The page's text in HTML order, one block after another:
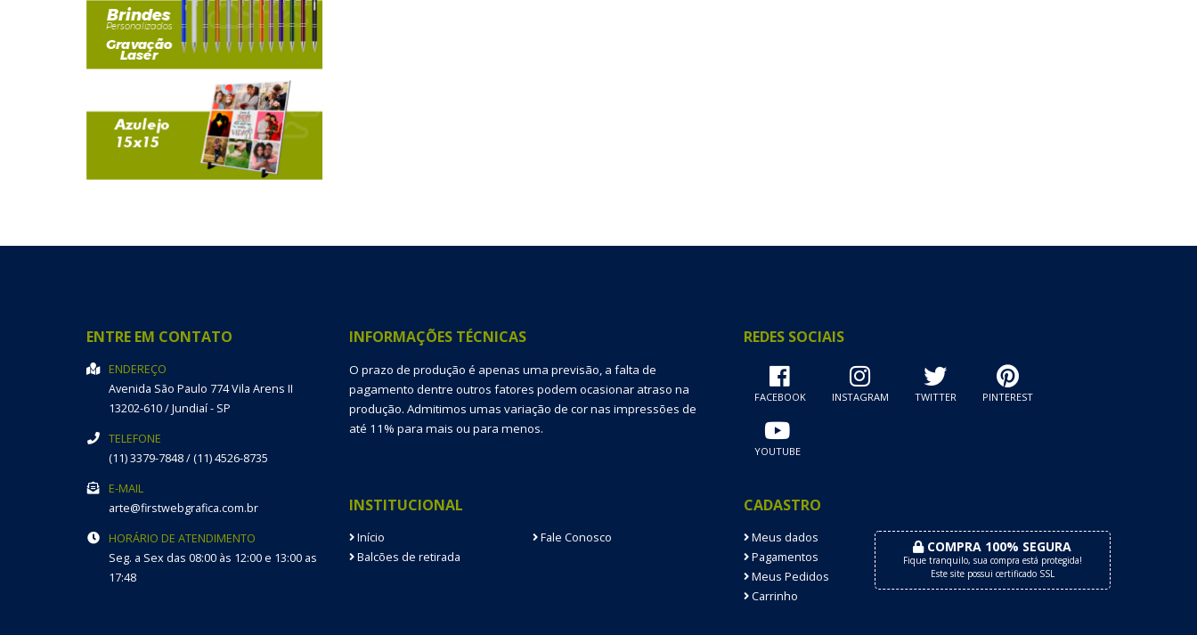
ENTRE EM CONTATO
ENDEREÇO
Avenida São Paulo 774Vila Arens II
13202-610/Jundiaí- SP
TELEFONE
(11) 3379-7848 / (11) 4526-8735
E-MAIL
arte@firstwebgrafica.com.br
HORÁRIO DE ATENDIMENTO
Seg. a Sex das 08:00 às 12:00 e 13:00 as
17:48
INFORMAÇÕES TÉCNICAS
O prazo de produção é apenas uma previsão, a falta de
pagamento dentre outros fatores podem ocasionar atraso na
produção. Admitimos umas variação de cor nas impressões de
até 11% para mais ou para menos.
REDES SOCIAIS
FACEBOOK INSTAGRAM TWITTER PINTEREST
YOUTUBE
INSTITUCIONAL
Início
Fale Conosco
Balcões de retirada
CADASTRO
Meus dados
Pagamentos
Meus Pedidos
Carrinho
COMPRA 100% SEGURA
Fique tranquilo, sua compra está protegida!
Este site possui certificado SSL